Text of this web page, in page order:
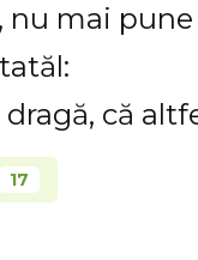
nu mai
dragă, că
17